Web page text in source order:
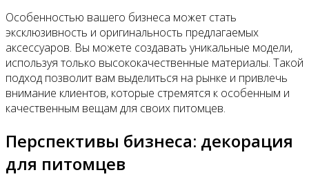
Особенностью вашего бизнеса может стать
эксклюзивность и оригинальность предлагаемых
аксессуаров. Вы можете создавать уникальные модели,
используя только высококачественные материалы. Такой
подход позволит вам выделиться на рынке и привлечь
внимание клиентов, которые стремятся к особенным и
качественным вещам для своих питомцев.
Перспективы бизнеса: декорация
для питомцев